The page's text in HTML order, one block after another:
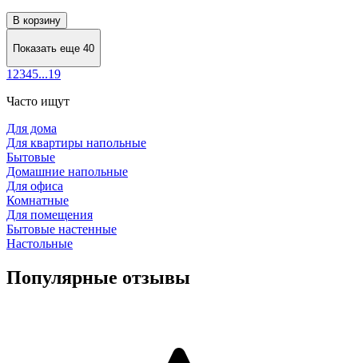
В корзину
Показать еще 40
1 2345...19
Часто ищут
Для дома
Для квартиры напольные
Бытовые
Домашние напольные
Для офиса
Комнатные
Для помещения
Бытовые настенные
Настольные
Популярные отзывы